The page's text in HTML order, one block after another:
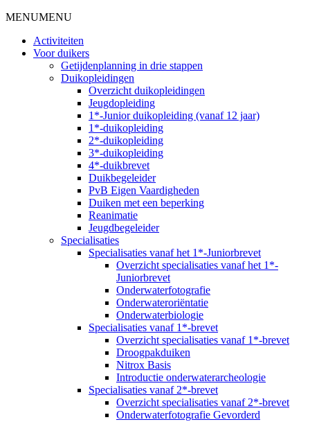
MENUMENU
Activiteiten
Voor duikers
Getijdenplanning in drie stappen
Duikopleidingen
Overzicht duikopleidingen
Jeugdopleiding
1*-Junior duikopleiding (vanaf 12 jaar)
1*-duikopleiding
2*-duikopleiding
3*-duikopleiding
4*-duikbrevet
Duikbegeleider
PvB Eigen Vaardigheden
Duiken met een beperking
Reanimatie
Jeugdbegeleider
Specialisaties
Specialisaties vanaf het 1*-Juniorbrevet
Overzicht specialisaties vanaf het 1*-
Juniorbrevet
Onderwaterfotografie
Onderwateroriëntatie
Onderwaterbiologie
Specialisaties vanaf 1*-brevet
Overzicht specialisaties vanaf 1*-brevet
Droogpakduiken
Nitrox Basis
Introductie onderwaterarcheologie
Specialisaties vanaf 2*-brevet
Overzicht specialisaties vanaf 2*-brevet
Onderwaterfotografie Gevorderd